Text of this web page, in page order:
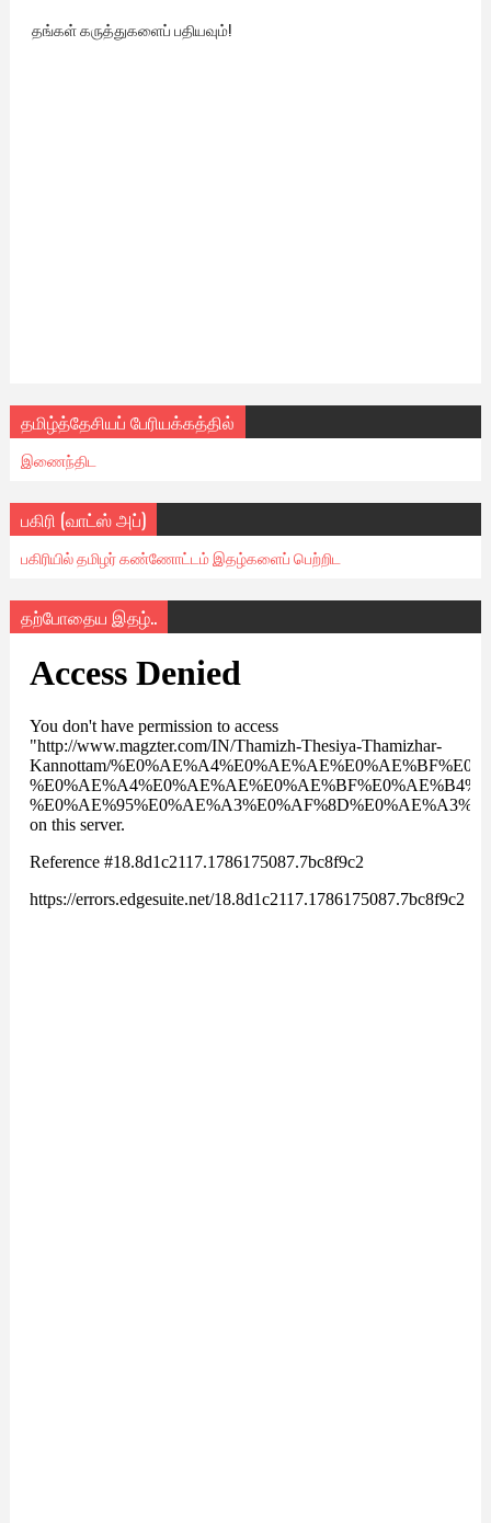
தங்கள் கருத்துகளைப் பதியவும்!
தமிழ்த்தேசியப் பேரியக்கத்தில்
இணைந்திட
பகிரி (வாட்ஸ் அப்)
பகிரியில் தமிழர் கண்ணோட்டம் இதழ்களைப் பெற்றிட
தற்போதைய இதழ்..